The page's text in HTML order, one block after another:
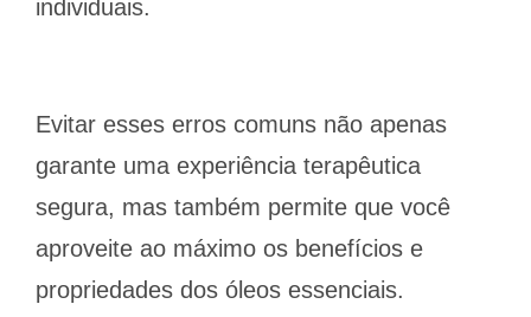
individuais.
Evitar esses erros comuns não apenas
garante uma experiência terapêutica
segura, mas também permite que você
aproveite ao máximo os benefícios e
propriedades dos óleos essenciais.